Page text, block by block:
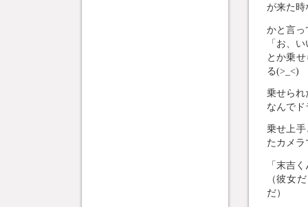
が来た時
かと言っ
「お、
とか乗
る(>_<)
乗せられ
なんで
乗せ上
たカメラ
「末吉
（彼女
だ）